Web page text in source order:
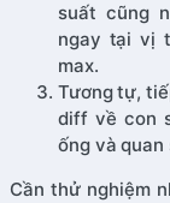
suất cũng
ngay tại vị
max.
Tương tự,
diff về con
ống và quan
Cần thử nghiệm